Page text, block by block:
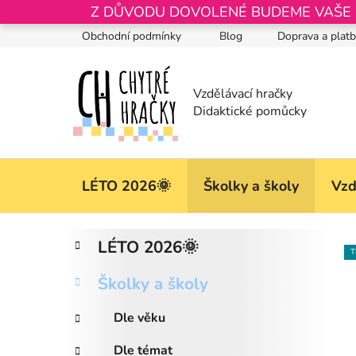
na
Z DŮVODU DOVOLENÉ BUDEME
Obchodní podmínky Blog Doprava a
LÉTO 2026🌞 Školky a školy
P
s
r
a
Přeskočit
kategorie
K
a
e
o
LÉTO 2026🌞
Školky a školy
Dle věku
Dle témat